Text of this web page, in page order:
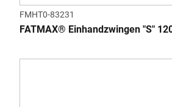
FMHT0-83231
FATMAX® Einhandzwingen "S"